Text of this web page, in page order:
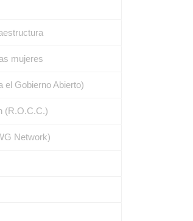
mujeres
el Gobierno Abierto)
(R.O.C.C.)
Network)